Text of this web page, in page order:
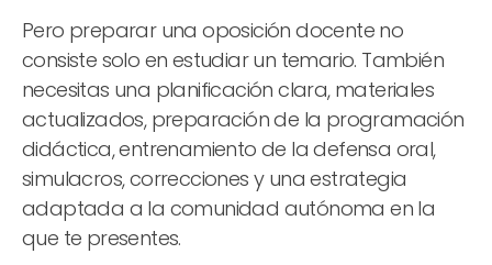
Pero preparar una oposición docente no
consiste solo en estudiar un temario. También
necesitas una planificación clara, materiales
actualizados, preparación de la programación
didáctica, entrenamiento de la defensa oral,
simulacros, correcciones y una estrategia
adaptada a la comunidad autónoma en la
que te presentes.